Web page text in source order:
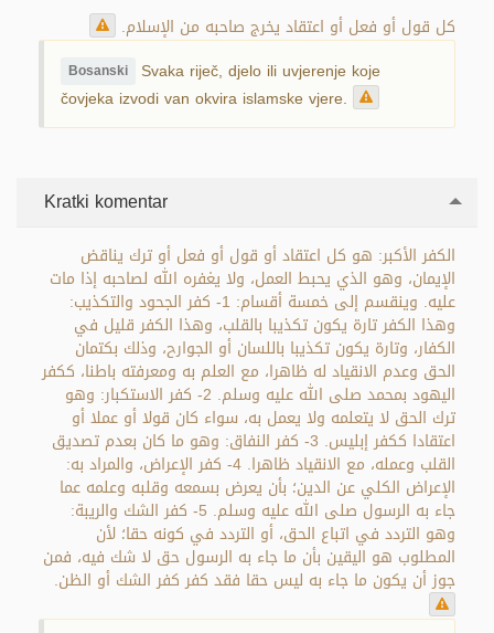
كل قول أو فعل أو اعتقاد يخرج صاحبه من الإسلام.
Bosanski Svaka riječ, djelo ili uvjerenje koje
čovjeka izvodi van okvira islamske vjere.
Kratki komentar
الكفر الأكبر: هو كل اعتقاد أو قول أو فعل أو ترك يناقض
الإيمان، وهو الذي يحبط العمل، ولا يغفره الله لصاحبه إذا مات
عليه. وينقسم إلى خمسة أقسام: 1- كفر الجحود والتكذيب:
وهذا الكفر تارة يكون تكذيبا بالقلب، وهذا الكفر قليل في
الكفار، وتارة يكون تكذيبا باللسان أو الجوارح، وذلك بكتمان
الحق وعدم الانقياد له ظاهرا، مع العلم به ومعرفته باطنا، ككفر
اليهود بمحمد صلى الله عليه وسلم. 2- كفر الاستكبار: وهو
ترك الحق لا يتعلمه ولا يعمل به، سواء كان قولا أو عملا أو
اعتقادا ككفر إبليس. 3- كفر النفاق: وهو ما كان بعدم تصديق
القلب وعمله، مع الانقياد ظاهرا. 4- كفر الإعراض، والمراد به:
الإعراض الكلي عن الدين؛ بأن يعرض بسمعه وقلبه وعلمه عما
جاء به الرسول صلى الله عليه وسلم. 5- كفر الشك والريبة:
وهو التردد في اتباع الحق، أو التردد في كونه حقا؛ لأن
المطلوب هو اليقين بأن ما جاء به الرسول حق لا شك فيه، فمن
جوز أن يكون ما جاء به ليس حقا فقد كفر كفر الشك أو الظن.